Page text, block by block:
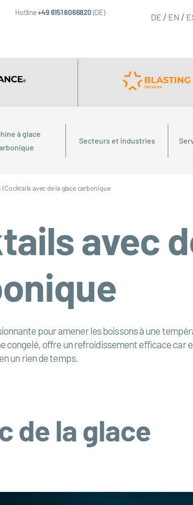
Hotline+49 6151 6066820 (DE) DE EN
à glace
Secteurs et industries
|Cocktails avec de la glace carbonique
avec
pour amener les boissons à une
congelé, offre un refroidissement efficace car
un rien de temps.
de la glace